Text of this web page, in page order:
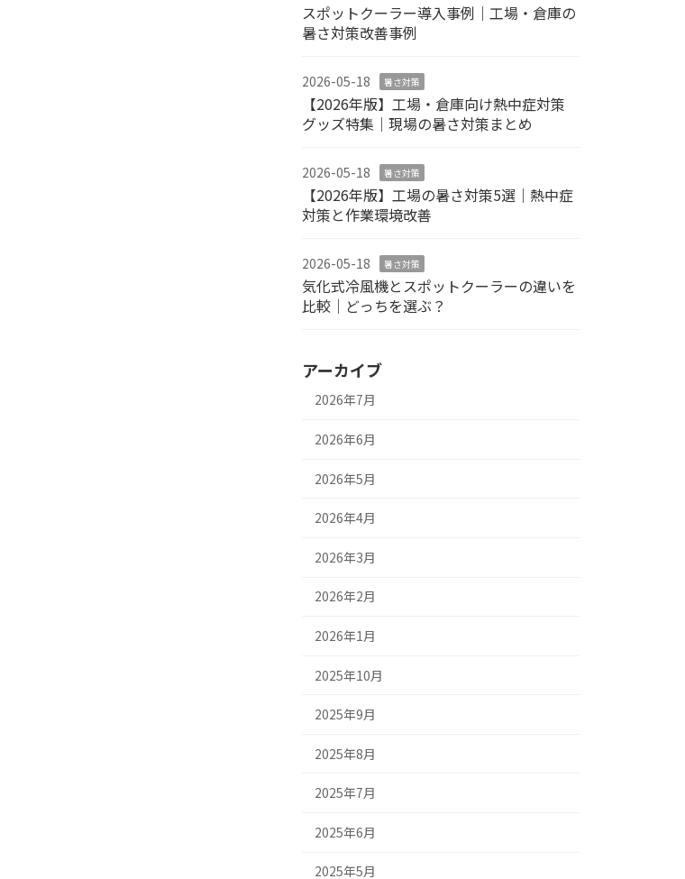
スポットクーラー導入事例｜工場・倉庫の
暑さ対策改善事例
2026-05-18 暑さ対策
【2026年版】工場・倉庫向け熱中症対策
グッズ特集｜現場の暑さ対策まとめ
2026-05-18 暑さ対策
【2026年版】工場の暑さ対策5選｜熱中症
対策と作業環境改善
2026-05-18 暑さ対策
気化式冷風機とスポットクーラーの違いを
比較｜どっちを選ぶ？
アーカイブ
2026年7月
2026年6月
2026年5月
2026年4月
2026年3月
2026年2月
2026年1月
2025年10月
2025年9月
2025年8月
2025年7月
2025年6月
2025年5月